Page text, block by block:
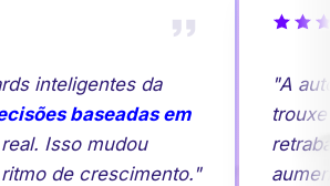
inteligentes da
baseadas em
Isso mudou
de crescimento."
"A
trouxe